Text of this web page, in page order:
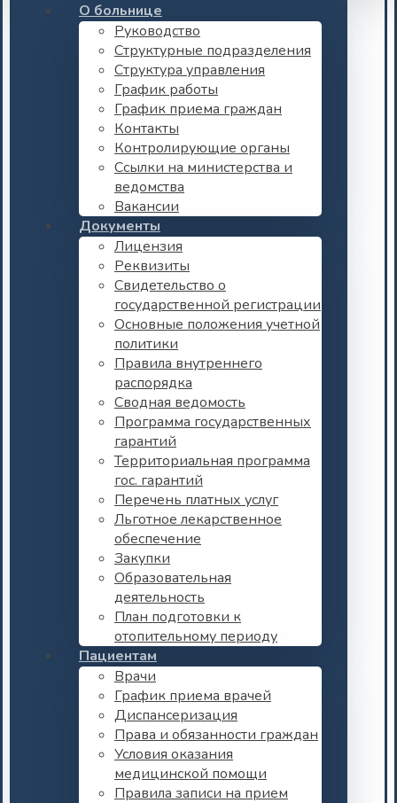
О больнице
Руководство
Структурные подразделения
Структура управления
График работы
График приема граждан
Контакты
Контролирующие органы
Ссылки на министерства и
ведомства
Вакансии
Документы
Лицензия
Реквизиты
Свидетельство о
государственной регистрации
Основные положения учетной
политики
Правила внутреннего
распорядка
Сводная ведомость
Программа государственных
гарантий
Территориальная программа
гос. гарантий
Перечень платных услуг
Льготное лекарственное
обеспечение
Закупки
Образовательная
деятельность
План подготовки к
отопительному периоду
Пациентам
Врачи
График приема врачей
Диспансеризация
Права и обязанности граждан
Условия оказания
медицинской помощи
Правила записи на прием